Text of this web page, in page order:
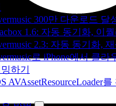
300만 다운로드 달
1.6: 자동 동기화, 이
2.3: 자동 동기화,
로 iPhone에서 클
하기
AVAssetResourceLoader